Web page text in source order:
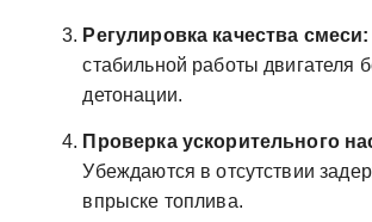
Регулировка качества смеси:
стабильной работы двигателя
детонации.
Проверка ускорительного
Убеждаются в отсутствии
впрыске топлива.